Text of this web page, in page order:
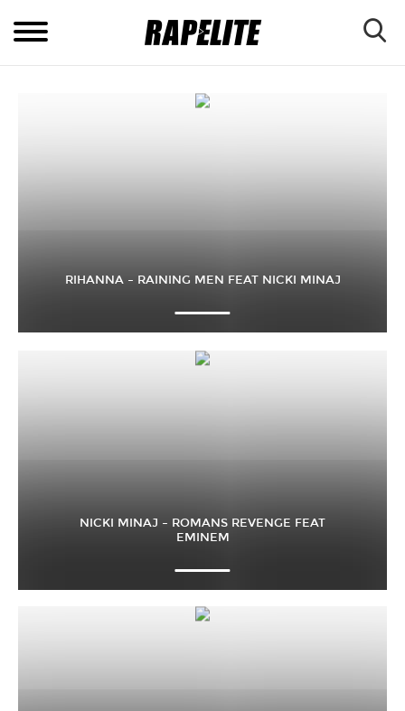
RIHANNA – RAINING MEN FEAT NICKI MINAJ
NICKI MINAJ – ROMANS REVENGE FEAT
EMINEM